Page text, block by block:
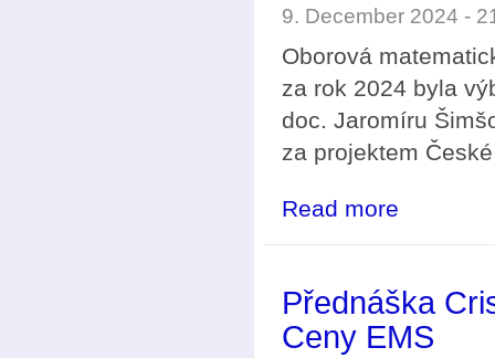
9. December 2024 -
Oborová
za rok 2024 byla
doc. Jaromíru
za projektem
Read more
Přednáška
Ceny EMS